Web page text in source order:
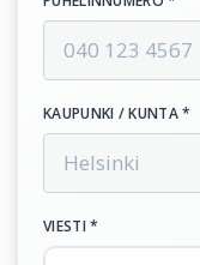
KAUPUNKI / KUNTA *
VIESTI *